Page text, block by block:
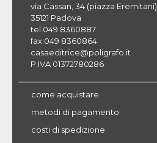
via Cassan, 34 (piazza Eremitani)
35121 Padova
tel 049 8360887
fax 049 8360864
casaeditrice@poligrafo.it
P.IVA 01372780286
come acquistare
metodi di pagamento
costi di spedizione